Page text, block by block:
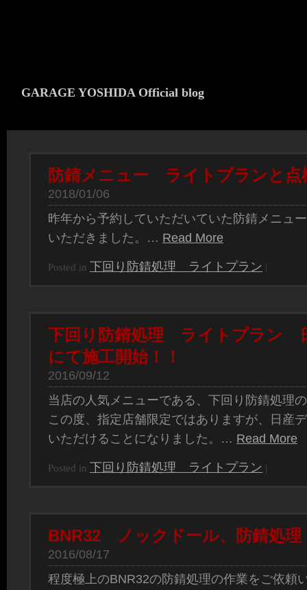
GARAGE YOSHIDA Official blog
防錆メニュー ライトプランと点
2018/01/06
昨年から予約していただいていた防錆メニュ
いただきました。… Read More
Posted in 下回り防錆処理 ライトプラン |
下回り防錆処理 ライトプラン
にて施工開始！！
2016/09/12
当店の人気メニューである、下回り防錆処理
この度、指定店舗限定ではありますが、日産
いただけることになりました。… Read More
Posted in 下回り防錆処理 ライトプラン |
BNR32 ノックドール、防錆処理
2016/08/17
程度極上のBNR32の防錆処理の作業をご依頼